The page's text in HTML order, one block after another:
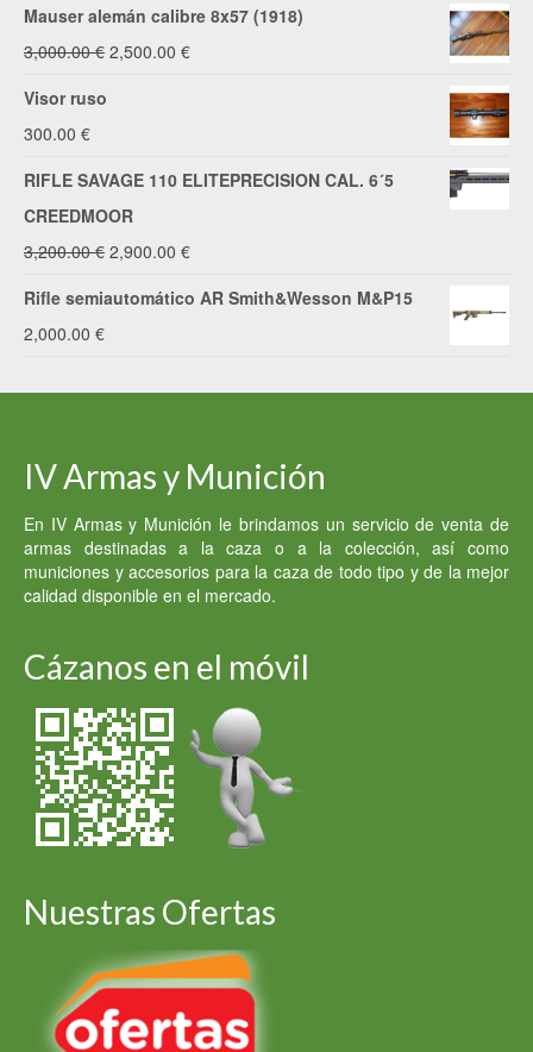
Mauser alemán calibre 8x57 (1918)
3,000.00€ El
3,000.00 €.
2,500.00 €El
2,500.00 €.
Visor ruso
300.00 €
RIFLE SAVAGE 110 ELITEPRECISION CAL. 6´5
CREEDMOOR
3,200.00€ El
3,200.00 €.
2,900.00 €El
precio
2,900.00 €.
Rifle semiautomático AR Smith&Wesson M&P15
2,000.00 €
IV Armas y Munición
En IV Armas y Munición le brindamos un servicio de venta de
armas destinadas a la caza o a la colección, así como
municiones y accesorios para la caza de todo tipo y de la mejor
calidad disponible en el mercado.
Cázanos en el móvil
Nuestras Ofertas